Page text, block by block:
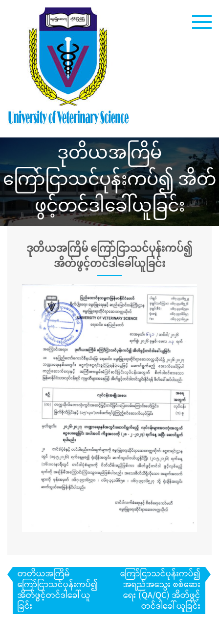
content
Veterinary
Science
ဒုတိယအကြိမ်
ကြော်ငြာသင်ပုန်းကပ်၍ အိတ်
ဖွင့်တင်ဒါခေါ်ယူခြင်း
ဒုတိယအကြိမ် ကြော်ငြာသင်ပုန်းကပ်၍
အိတ်ဖွင့်တင်ဒါခေါ်ယူခြင်း
Post
navigation
တတိယအကြိမ်
ကြော်ငြာသင်ပုန်းကပ်၍
အိတ်ဖွင့်တင်ဒါခေါ်ယူ
ခြင်း
ကြော်ငြာသင်ပုန်းကပ်၍
အရည်အသွေး စစ်ဆေး
ရေး (QA/QC) အိတ်ဖွင့်
တင်ဒါခေါ်ယူခြင်း